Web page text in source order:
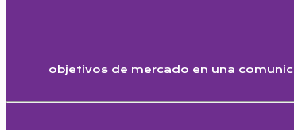
objetivos de mercado en una